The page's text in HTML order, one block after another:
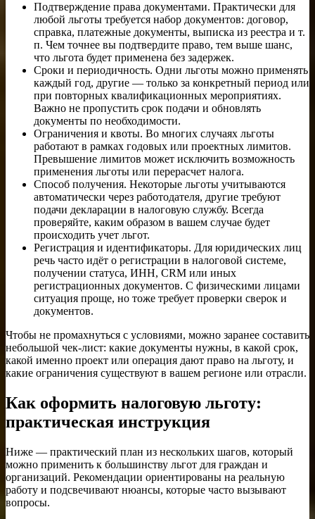
Подтверждение права документами. Практически для
любой льготы требуется набор документов: договор,
справка, платежные документы, выписка из реестра и т.
п. Чем точнее вы подтвердите право, тем выше шанс,
что льгота будет применена без задержек.
Сроки и периодичность. Одни льготы можно применять
каждый год, другие — только за конкретный период или
при повторных квалификационных мероприятиях.
Важно не пропустить срок подачи и обновлять
документы по необходимости.
Ограничения и квоты. Во многих случаях льготы
работают в рамках годовых или проектных лимитов.
Превышение лимитов может исключить возможность
применения льготы или перерасчет налога.
Способ получения. Некоторые льготы учитываются
автоматически через работодателя, другие требуют
подачи декларации в налоговую службу. Всегда
проверяйте, каким образом в вашем случае будет
происходить учет льгот.
Регистрация и идентификаторы. Для юридических лиц
речь часто идёт о регистрации в налоговой системе,
получении статуса, ИНН, CRM или иных
регистрационных документов. С физическими лицами
ситуация проще, но тоже требует проверки сверок и
документов.
Чтобы не промахнуться с условиями, можно заранее составить
небольшой чек-лист: какие документы нужны, в какой срок,
какой именно проект или операция дают право на льготу, и
какие ограничения существуют в вашем регионе или отрасли.
Как оформить налоговую льготу:
практическая инструкция
Ниже — практический план из нескольких шагов, который
можно применить к большинству льгот для граждан и
организаций. Рекомендации ориентированы на реальную
работу и подсвечивают нюансы, которые часто вызывают
вопросы.